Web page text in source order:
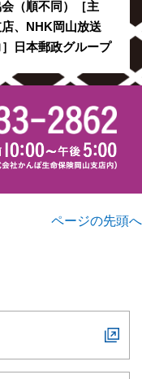
（順不同）［主
、NHK岡山放送
日本郵政グループ
ページの先頭へ